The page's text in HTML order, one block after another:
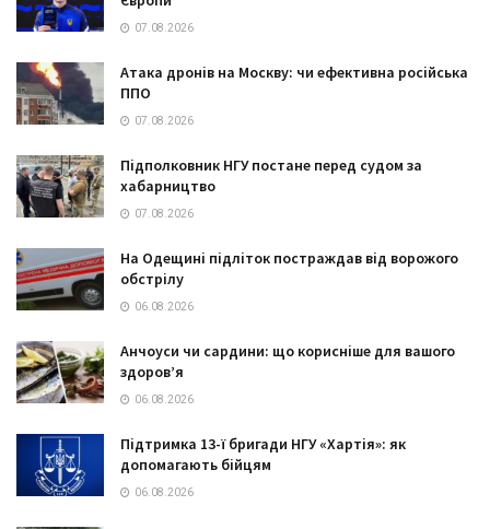
07.08.2026
Атака дронів на Москву: чи ефективна російська
ППО
07.08.2026
Підполковник НГУ постане перед судом за
хабарництво
07.08.2026
На Одещині підліток постраждав від ворожого
обстрілу
06.08.2026
Анчоуси чи сардини: що корисніше для вашого
здоров’я
06.08.2026
Підтримка 13-ї бригади НГУ «Хартія»: як
допомагають бійцям
06.08.2026